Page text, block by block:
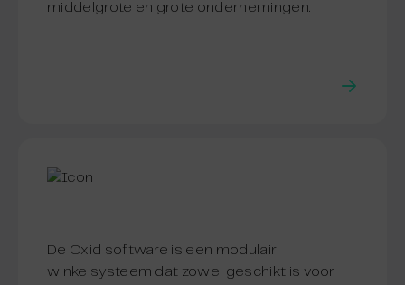
middelgrote en grote ondernemingen.
De Oxid software is een modulair
winkelsysteem dat zowel geschikt is voor